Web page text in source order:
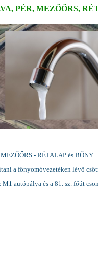
PÉR, MEZŐŐRS,
- RÉTALAP és BŐNY
a főnyomóvezetéken lévő
M1 autópálya és a 81. sz. főút